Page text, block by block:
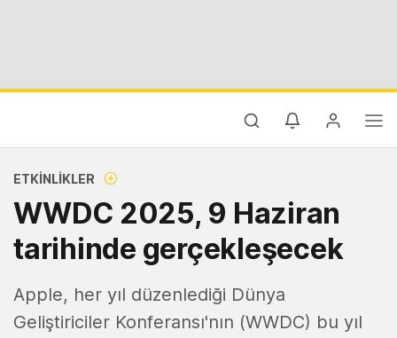
ETKINLIKLER
WWDC 2025, 9 Haziran
tarihinde gerçekleşecek
Apple, her yıl düzenlediği Dünya
Geliştiriciler Konferansı'nın (WWDC) bu yıl